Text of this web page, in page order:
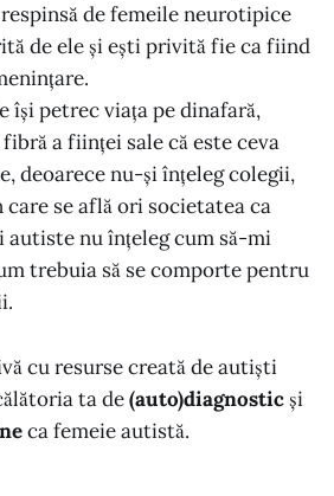
de femeile neurotipice
de ele și ești privită fie ca fiind
își petrec viața pe dinafară,
a ființei sale că este ceva
deoarece nu-și înțeleg colegii,
se află ori societatea ca
nu înțeleg cum să-mi
trebuia să se comporte pentru
cu resurse creată de autiști
ta de(auto)diagnosticși
ca femeie autistă.